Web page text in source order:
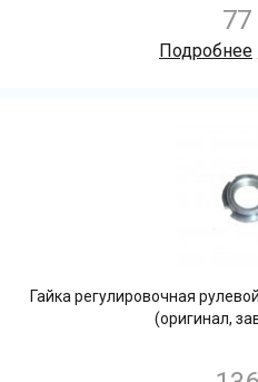
Подробнее
Гайка регулировочная
(оригинал,